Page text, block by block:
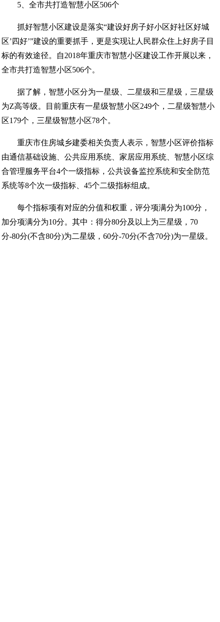
5、全市共打造智慧小区506个
抓好智慧小区建设是落实“建设好房子好小区好社区好城
区’四好’”建设的重要抓手，更是实现让人民群众住上好房子目
标的有效途径。自2018年重庆市智慧小区建设工作开展以来，
全市共打造智慧小区506个。
据了解，智慧小区分为一星级、二星级和三星级，三星级
为Z高等级。目前重庆有一星级智慧小区249个，二星级智慧小
区179个，三星级智慧小区78个。
重庆市住房城乡建委相关负责人表示，智慧小区评价指标
由通信基础设施、公共应用系统、家居应用系统、智慧小区综
合管理服务平台4个一级指标，公共设备监控系统和安全防范
系统等8个次一级指标、45个二级指标组成。
每个指标项有对应的分值和权重，评分项满分为100分，
加分项满分为10分。其中：得分80分及以上为三星级，70
分-80分(不含80分)为二星级，60分-70分(不含70分)为一星级。